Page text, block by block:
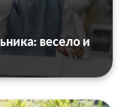
весело и